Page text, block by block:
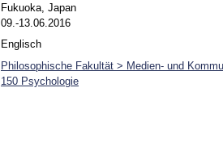
Fukuoka, Japan
09.-13.06.2016
Englisch
Philosophische Fakultät > Medien- und
150 Psychologie